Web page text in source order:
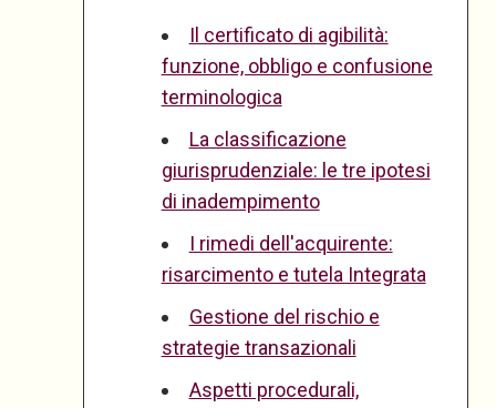
Il certificato di agibilità:
funzione, obbligo e confusione
terminologica
La classificazione
giurisprudenziale: le tre ipotesi
di inadempimento
I rimedi dell'acquirente:
risarcimento e tutela Integrata
Gestione del rischio e
strategie transazionali
Aspetti procedurali,